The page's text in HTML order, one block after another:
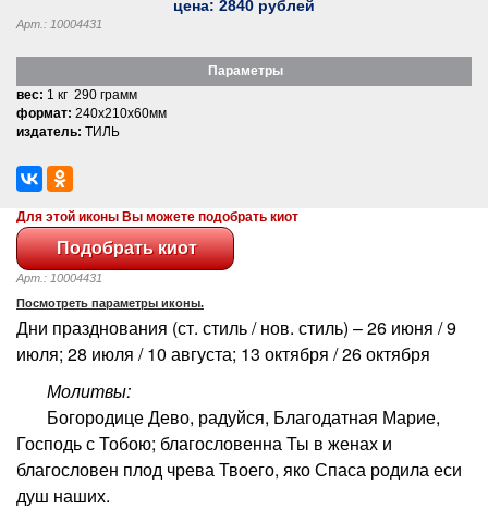
цена: 2840 рублей
Арт.: 10004431
Параметры
вес: 1 кг 290 грамм
формат: 240x210x60мм
издатель: ТИЛЬ
Для этой иконы Вы можете подобрать киот
Арт.: 10004431
Посмотреть параметры иконы.
Дни празднования (ст. стиль / нов. стиль) – 26 июня / 9
июля; 28 июля / 10 августа; 13 октября / 26 октября
Молитвы:
Богородице Дево, радуйся, Благодатная Марие,
Господь с Тобою; благословенна Ты в женах и
благословен плод чрева Твоего, яко Спаса родила еси
душ наших.